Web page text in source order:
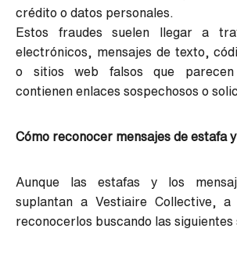
crédito o datos personales.
Estos fraudes suelen llegar a
electrónicos, mensajes de texto,
o sitios web falsos que
contienen enlaces sospechosos o
Cómo reconocer mensajes de estafa
Aunque las estafas y los
suplantan a Vestiaire Collective, a
reconocerlos buscando las siguientes